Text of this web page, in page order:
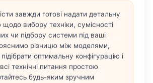
завжди готові надати детальну
щодо вибору техніки, сумісності
чи підбору системи під ваші
різницю між моделями,
оптимальну конфігурацію і
технічні питання простою
будь-яким зручним